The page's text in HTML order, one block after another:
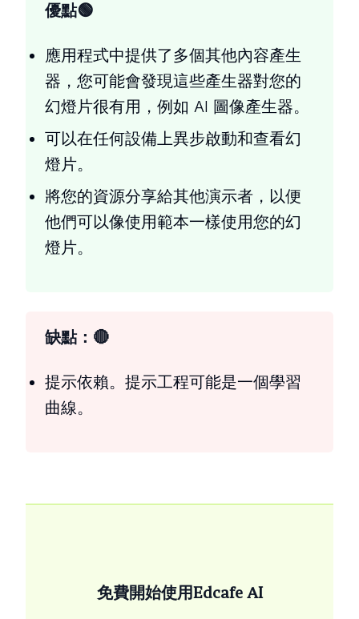
優點：
應用程式中提供了多個其他內容產生
器，您可能會發現這些產生器對您的
幻燈片很有用，例如 AI 圖像產生器。
可以在任何設備上異步啟動和查看幻
燈片。
將您的資源分享給其他演示者，以便
他們可以像使用範本一樣使用您的幻
燈片。
缺點：
提示依賴。提示工程可能是一個學習
曲線。
免費開始使用Edcafe AI